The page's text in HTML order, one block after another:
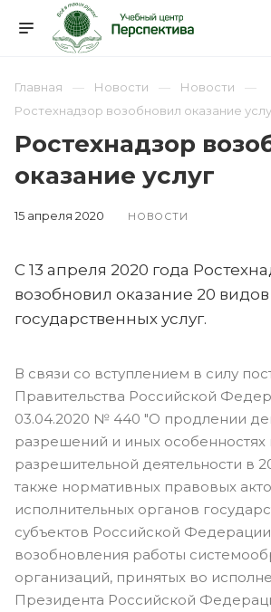
Главная Новости
Новости
Ростехнадзор возобновил оказание
Ростехнадзор
оказание услуг
15 апреля 2020 НОВОСТИ
С 13 апреля 2020 года
возобновил оказание 20 видов
государственных услуг.
В связи со вступлением в силу
Правительства Российской
03.04.2020 № 440 "О продлении
разрешений и иных
разрешительной деятельности в
также нормативных правовых
исполнительных органов
субъектов Российской
возобновления работы
организаций, принятых во
Президента Российской